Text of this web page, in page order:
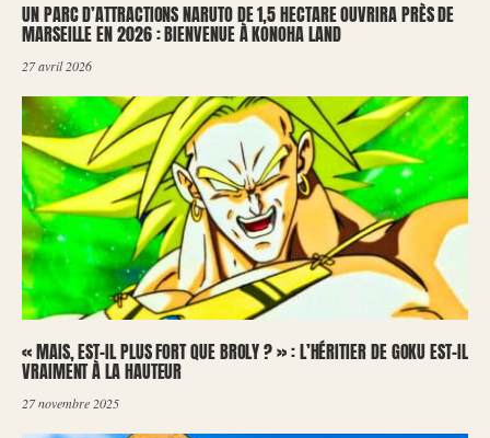
UN PARC D’ATTRACTIONS NARUTO DE 1,5 HECTARE OUVRIRA PRÈS DE
MARSEILLE EN 2026 : BIENVENUE À KONOHA LAND
27 avril 2026
« MAIS, EST-IL PLUS FORT QUE BROLY ? » : L’HÉRITIER DE GOKU EST-IL
VRAIMENT À LA HAUTEUR
27 novembre 2025